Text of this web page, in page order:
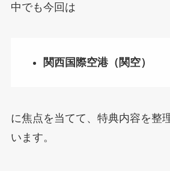
中でも今回は
関西国際空港（関空）
に焦点を当てて、特典内容を整
います。